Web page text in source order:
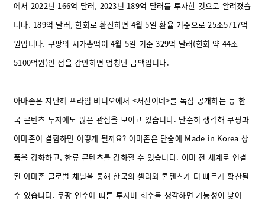
에서 2022년 166억 달러, 2023년 189억 달러를 투자한 것으로 알려졌습
니다. 189억 달러, 한화로 환산하면 4월 5일 환율 기준으로 25조5717억
원입니다. 쿠팡의 시가총액이 4월 5일 기준 329억 달러(한화 약 44조
5100억원)인 점을 감안하면 엄청난 금액입니다.
아마존은 지난해 프라임 비디오에서 <서진이네>를 독점 공개하는 등 한
국 콘텐츠 투자에도 많은 관심을 보이고 있습니다. 단순히 생각해 쿠팡과
아마존이 결합하면 어떻게 될까요? 아마존은 단숨에 Made in Korea 상
품을 강화하고, 한류 콘텐츠를 강화할 수 있습니다. 이미 전 세계로 연결
된 아마존 글로벌 채널을 통해 한국의 셀러와 콘텐츠가 더 빠르게 확산될
수 있습니다. 쿠팡 인수에 따른 투자비 회수를 생각하면 가능성이 낮아